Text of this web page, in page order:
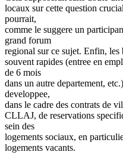
locaux sur cette question
pourrait,
comme le suggere un
grand forum
regional sur ce sujet. Enfin, les
souvent rapides (entree en
de 6 mois
dans un autre departement,
developpee,
dans le cadre des contrats de
CLLAJ, de reservations
sein des
logements sociaux, en
logements vacants.